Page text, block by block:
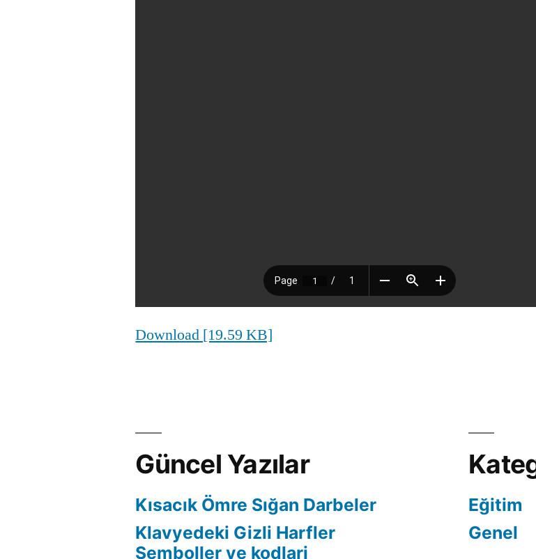
Download [19.59 KB]
Güncel Yazılar
Kısacık Ömre Sığan Darbeler
Klavyedeki Gizli Harfler
Semboller ve kodlari
Eğitim
Genel